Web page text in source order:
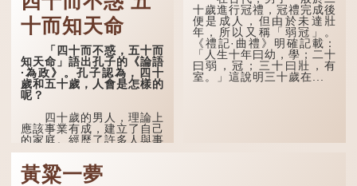
思，也是用來形容老人家
的。
曹操《對酒歌》就曾寫
道：「耄耋皆得以壽終，恩
澤廣及草木昆蟲。」
到了一百歲呢？
那麼就可以稱為「期
頤」。《禮記.曲禮上》：
「百年曰期頤。」鄭玄註：
「期，猶要也；頤，養也。
不知衣服食味，孝子要盡養
道...
十而知天命
「四十而不惑，五十而
知天命」語出孔子的《論語
·為政》。孔子認為，四十
歲和五十歲，人會是怎樣的
呢？
四十歲的男人，理論上
應該事業有成，建立了自己
的家庭。經歷了許多人與事
之後，對事物有了自己的判
斷能力，不會輕易為表象所
迷惑。
十歲進行冠禮，冠禮完成後
便是成人，但由於未達壯
年，所以又稱「弱冠」。
《禮記·曲禮》明確記載：
「人生十年曰幼，學；二十
曰弱，冠；三十曰壯，有
室。」這說明三十歲在...
黃粱一夢